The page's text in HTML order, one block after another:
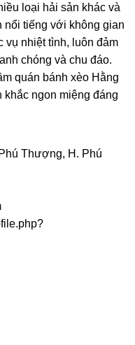
loại hải sản khác và
nổi tiếng với không gian
vụ nhiệt tình, luôn đảm
chóng và chu đáo.
quán bánh xèo Hằng
khắc ngon miệng đáng
Thượng, H. Phú